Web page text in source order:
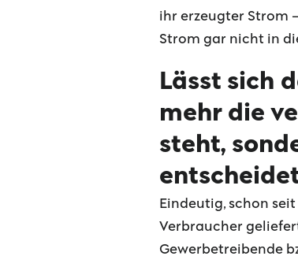
ihr erzeugter Strom
Strom gar nicht in
Lässt sich
mehr die
steht,
Eindeutig, schon
Verbraucher
Gewerbetreibende